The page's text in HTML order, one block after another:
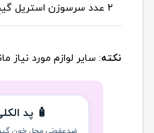
۲ عدد سرسوزن استریل گیج ۲۱
نکته: سایر لوازم مورد
🧴 پد